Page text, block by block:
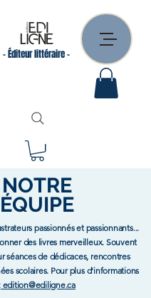
- Éditeur littéraire -
NOTRE
ÉQUIPE
passionnés et passionnants...
des livres merveilleux. Souvent
séances de dédicaces, rencontres
scolaires. Pour plus d'informations
:edition@ediligne.ca